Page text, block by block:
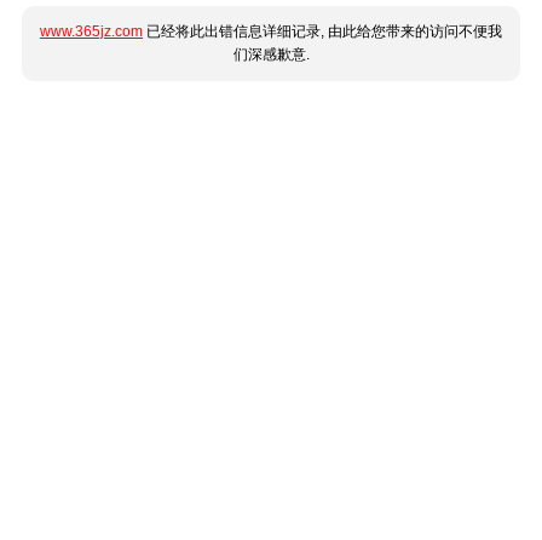
www.365jz.com 已经将此出错信息详细记录, 由此给您带来的访问不便我
们深感歉意.